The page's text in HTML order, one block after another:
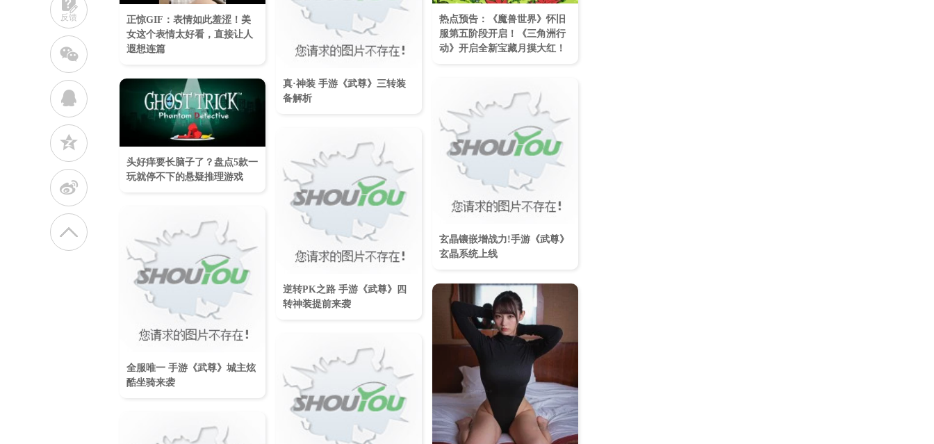
正惊GIF：表情如此羞涩！美
女这个表情太好看，直接让人
遐想连篇
真·神装 手游《武尊》三转装
备解析
热点预告：《魔兽世界》怀旧
服第五阶段开启！《三角洲行
动》开启全新宝藏月摸大红！
玄晶镶嵌增战力!手游《武尊》
玄晶系统上线
头好痒要长脑子了？盘点5款一
玩就停不下的悬疑推理游戏
逆转PK之路 手游《武尊》四
转神装提前来袭
全服唯一 手游《武尊》城主炫
酷坐骑来袭
反馈
w
q
z
t